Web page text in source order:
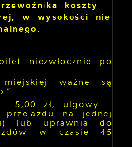
koszty
w wysokości nie
niezwłocznie po
ważne są
– 5,00 zł, ulgowy –
na jednej
lub uprawnia do
w czasie 45